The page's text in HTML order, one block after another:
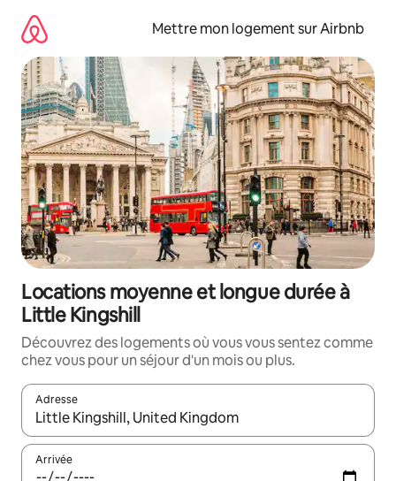
directement
contenu
Mettre mon logement sur Airbnb
Locations moyenne et longue durée à
Little Kingshill
Découvrez des logements où vous vous sentez comme
chez vous pour un séjour d'un mois ou plus.
Adresse
Lorsque les résultats s'affichent, utilisez les flèches vers le
Arrivée